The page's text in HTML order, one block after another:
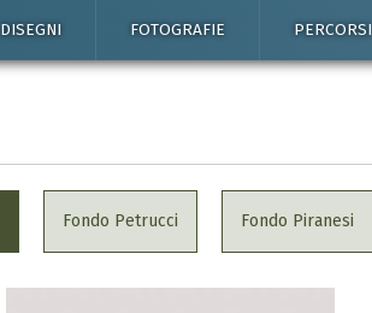
DISEGNI FOTOGRAFIE PERCORSI
Fondo Petrucci Fondo Piranesi